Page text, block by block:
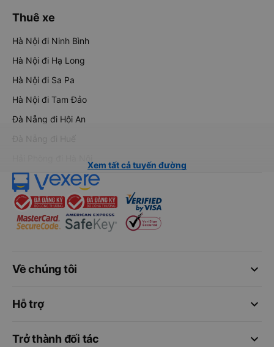
Thuê xe
Hà Nội đi Ninh Bình
Hà Nội đi Hạ Long
Hà Nội đi Sa Pa
Hà Nội đi Tam Đảo
Đà Nẵng đi Hội An
Đà Nẵng đi Huế
Xem tất cả tuyến đường
keyboard_arrow_down
Về chúng tôi
keyboard_arrow_down
Hỗ trợ
keyboard_arrow_down
Trở thành đối tác